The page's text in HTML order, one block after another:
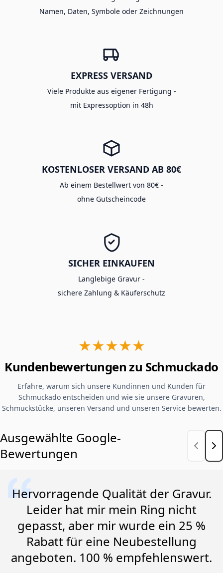
Namen, Daten, Symbole oder Zeichnungen
EXPRESS VERSAND
Viele Produkte aus eigener Fertigung -
mit Expressoption in 48h
KOSTENLOSER VERSAND AB 80€
Ab einem Bestellwert von 80€ -
ohne Gutscheincode
SICHER EINKAUFEN
Langlebige Gravur -
sichere Zahlung & Käuferschutz
★★★★★
Kundenbewertungen zu Schmuckado
Erfahre, warum sich unsere Kundinnen und Kunden für
Schmuckado entscheiden und wie sie unsere Gravuren,
Schmuckstücke, unseren Versand und unseren Service bewerten.
Ausgewählte Google-
Bewertungen
Hervorragende Qualität der Gravur.
Leider hat mir mein Ring nicht
gepasst, aber mir wurde ein 25 %
Rabatt für eine Neubestellung
angeboten. 100 % empfehlenswert.